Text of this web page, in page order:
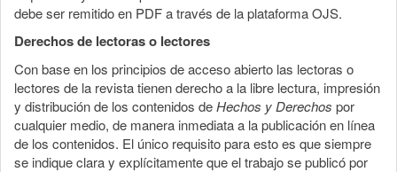
debe ser remitido en PDF a través de la plataforma OJS.
Derechos de lectoras o lectores
Con base en los principios de acceso abierto las lectoras o
lectores de la revista tienen derecho a la libre lectura, impresión
y distribución de los contenidos deHechos y Derechos por
cualquier medio, de manera inmediata a la publicación en línea
de los contenidos. El único requisito para esto es que siempre
se indique clara y explícitamente que el trabajo se publicó por